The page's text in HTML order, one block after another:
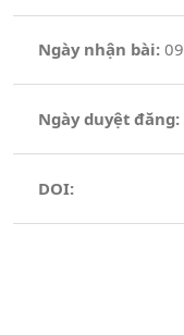
Ngày nhận bài:
Ngày duyệt đăng:
DOI: